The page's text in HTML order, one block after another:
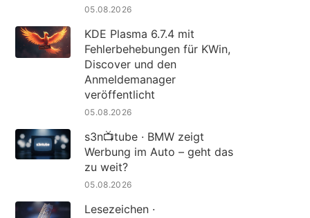
05.08.2026
KDE Plasma 6.7.4 mit
Fehlerbehebungen für KWin,
Discover und den
Anmeldemanager
veröffentlicht
05.08.2026
s3n📺tube · BMW zeigt
Werbung im Auto – geht das
zu weit?
05.08.2026
Lesezeichen ·